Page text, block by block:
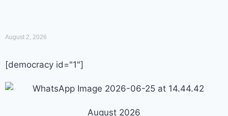
August 2, 2026
[democracy id="1"]
August 2026